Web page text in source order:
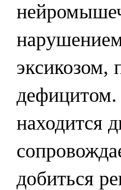
эксикозом,
дефицитом.
находится
добиться